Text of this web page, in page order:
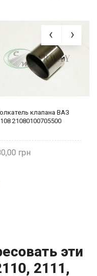
клапана ВАЗ
21080100705500
эти
2111,